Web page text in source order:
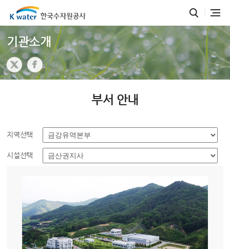
기관소개
부서 안내
지역선택
시설선택